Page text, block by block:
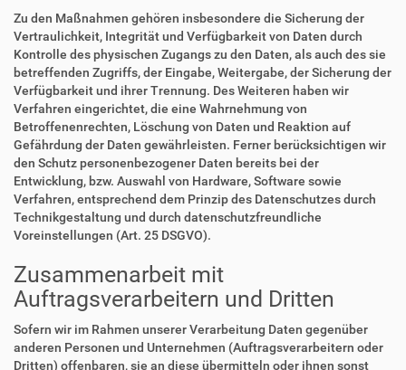
Zu den Maßnahmen gehören insbesondere die Sicherung der
Vertraulichkeit, Integrität und Verfügbarkeit von Daten durch
Kontrolle des physischen Zugangs zu den Daten, als auch des sie
betreffenden Zugriffs, der Eingabe, Weitergabe, der Sicherung der
Verfügbarkeit und ihrer Trennung. Des Weiteren haben wir
Verfahren eingerichtet, die eine Wahrnehmung von
Betroffenenrechten, Löschung von Daten und Reaktion auf
Gefährdung der Daten gewährleisten. Ferner berücksichtigen wir
den Schutz personenbezogener Daten bereits bei der
Entwicklung, bzw. Auswahl von Hardware, Software sowie
Verfahren, entsprechend dem Prinzip des Datenschutzes durch
Technikgestaltung und durch datenschutzfreundliche
Voreinstellungen (Art. 25 DSGVO).
Zusammenarbeit mit
Auftragsverarbeitern und Dritten
Sofern wir im Rahmen unserer Verarbeitung Daten gegenüber
anderen Personen und Unternehmen (Auftragsverarbeitern oder
Dritten) offenbaren, sie an diese übermitteln oder ihnen sonst